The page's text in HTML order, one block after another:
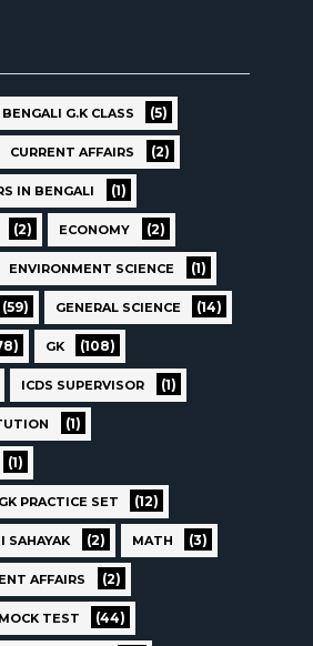
BENGALI G.K CLASS (5)
CURRENT AFFAIRS (2)
IN BENGALI (1)
(2) ECONOMY (2)
ENVIRONMENT SCIENCE (1)
(59) GENERAL SCIENCE (14)
GK (108)
ICDS SUPERVISOR (1)
(1)
(1)
PRACTICE SET (12)
SAHAYAK (2) MATH (3)
AFFAIRS (2)
TEST (44)